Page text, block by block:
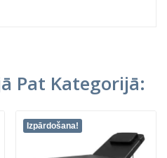
Pat Kategorijā:
Izpārdošana!